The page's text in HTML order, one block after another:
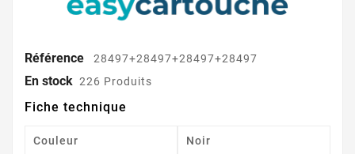
Référence 28497+28497+28497+28497
En stock 226 Produits
Fiche technique
Couleur Noir